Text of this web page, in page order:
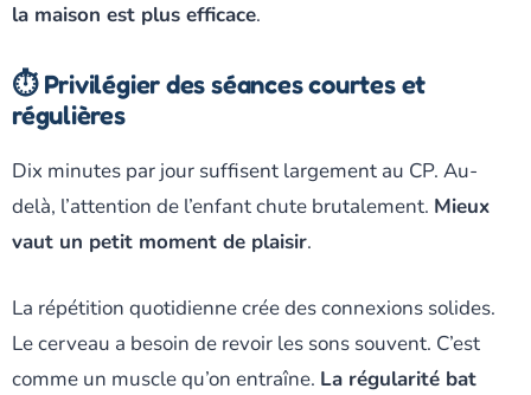
la maison est plus efficace.
⏱️ Privilégier des séances courtes et
régulières
Dix minutes par jour suffisent largement au CP. Au-
delà, l’attention de l’enfant chute brutalement. Mieux
vaut un petit moment de plaisir.
La répétition quotidienne crée des connexions solides.
Le cerveau a besoin de revoir les sons souvent. C’est
comme un muscle qu’on entraîne. La régularité bat